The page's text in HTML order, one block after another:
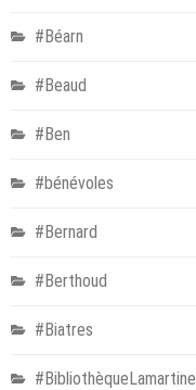
#Béarn
#Beaud
#Ben
#bénévoles
#Bernard
#Berthoud
#Biatres
#BibliothèqueLamartine